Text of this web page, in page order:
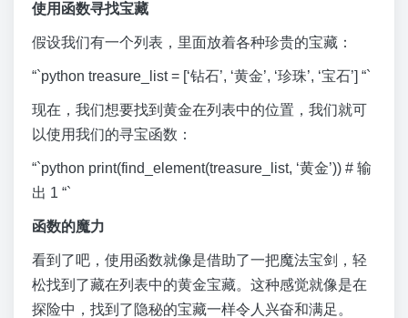
使用函数寻找宝藏
假设我们有一个列表，里面放着各种珍贵的宝藏：
“`python treasure_list = [‘钻石’, ‘黄金’, ‘珍珠’, ‘宝石’] “`
现在，我们想要找到黄金在列表中的位置，我们就可
以使用我们的寻宝函数：
“`python print(find_element(treasure_list, ‘黄金’)) # 输
出 1 “`
函数的魔力
看到了吧，使用函数就像是借助了一把魔法宝剑，轻
松找到了藏在列表中的黄金宝藏。这种感觉就像是在
探险中，找到了隐秘的宝藏一样令人兴奋和满足。